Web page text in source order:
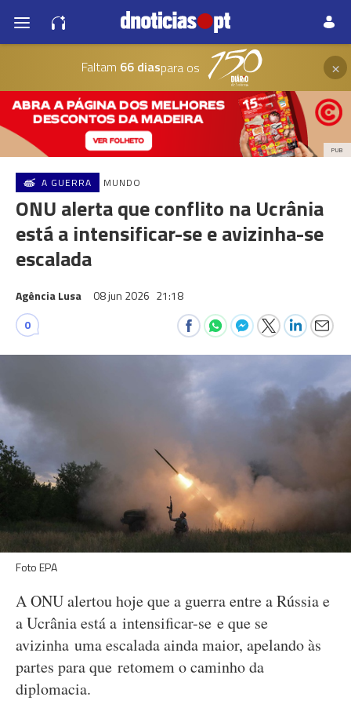
Faltam 66 diaspara os ×
PUB
A GUERRA MUNDO
ONU alerta que conflito na Ucrânia
está a intensificar-se e avizinha-se
escalada
Agência Lusa 08 jun 2026 21:18
0
Foto EPA
A ONU alertou hoje que a guerra entre a Rússia e
a Ucrânia está a intensificar-se e que se
avizinha uma escalada ainda maior, apelando às
partes para que retomem o caminho da
diplomacia.